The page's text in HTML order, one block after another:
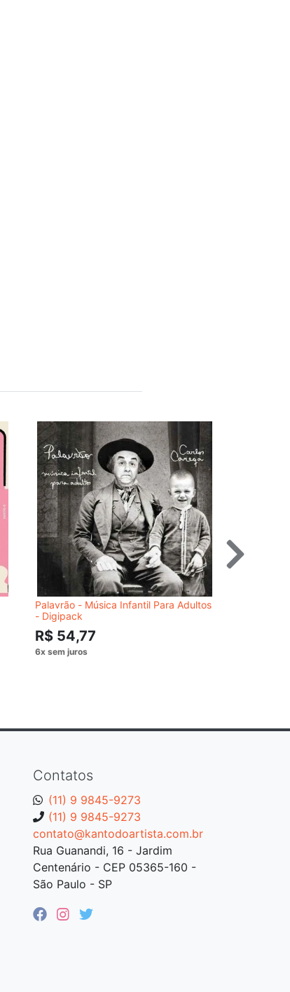
Palavrão - Música Infantil Para Adultos
- Digipack
R$ 54,77
Contatos
(11) 9 9845-9273
(11) 9 9845-9273
contato@kantodoartista.com.br
Rua Guanandi, 16 - Jardim
Centenário - CEP 05365-160 -
São Paulo - SP